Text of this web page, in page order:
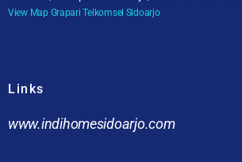
View Map Grapari Telkomsel Sidoarjo
Links
www.indihomesidoarjo.com